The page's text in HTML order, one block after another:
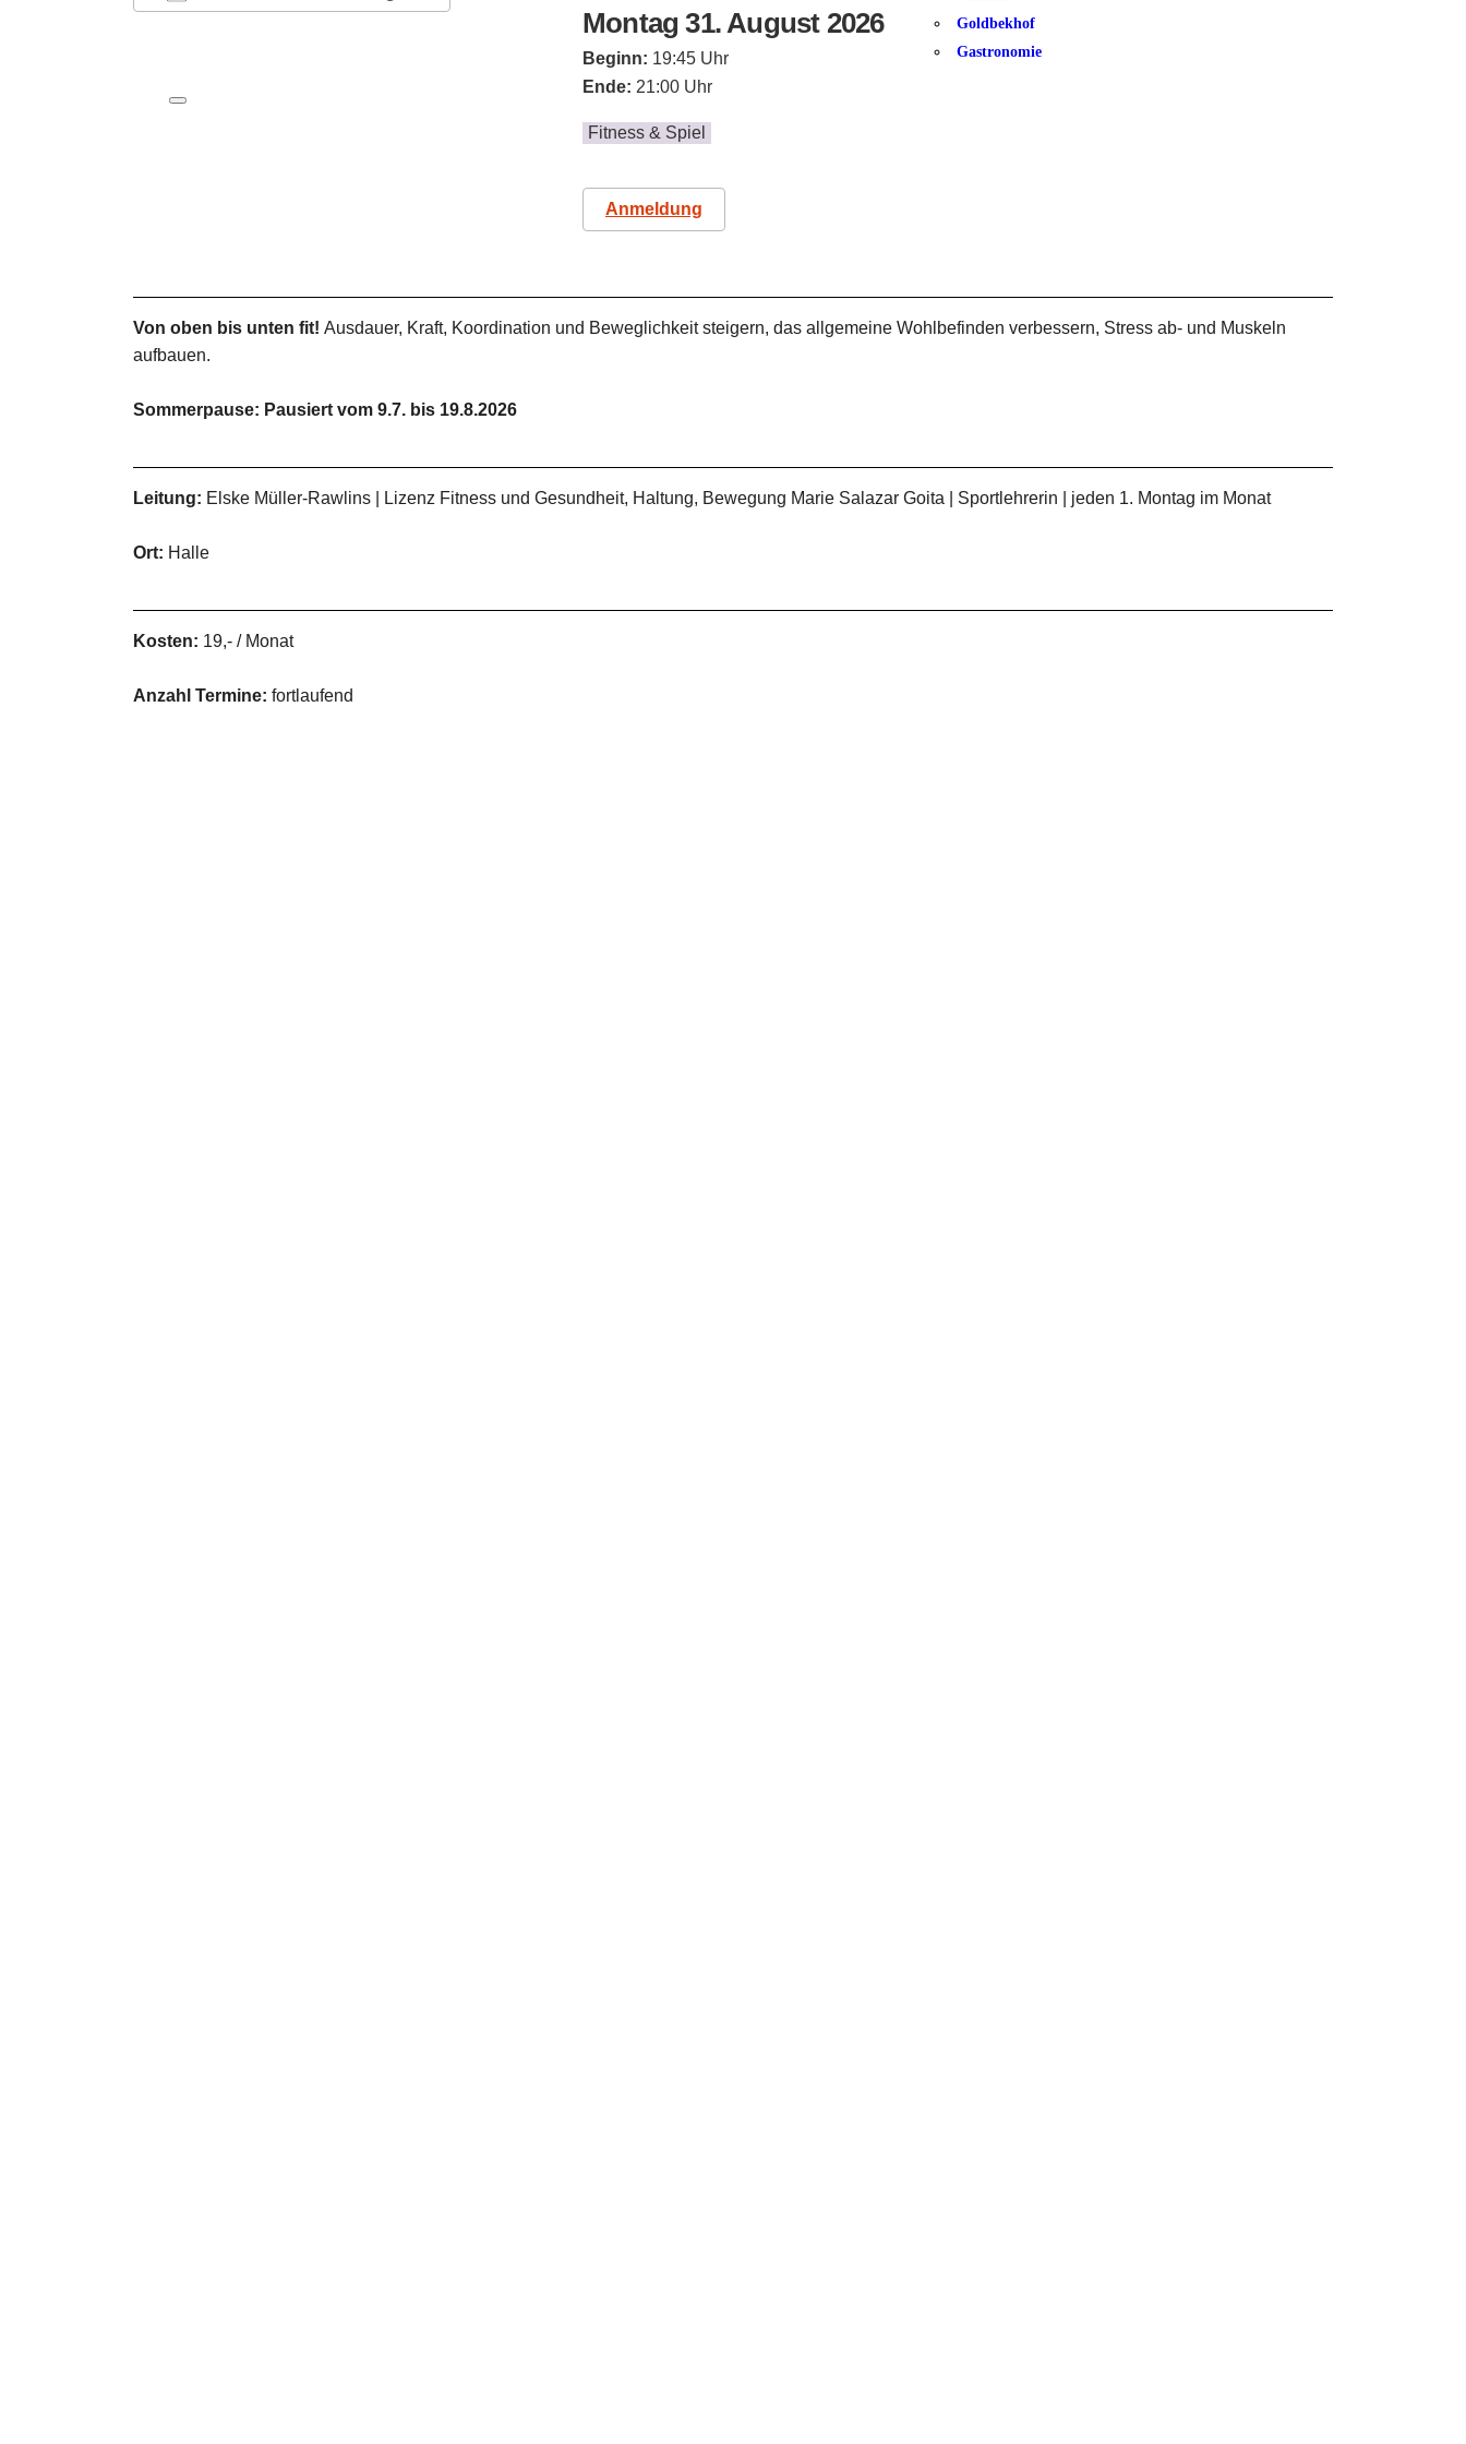
Goldbekhof
Gastronomie
Montag 31. August 2026
Beginn: 19:45 Uhr
Ende: 21:00 Uhr
Fitness & Spiel
Anmeldung
Von oben bis unten fit! Ausdauer, Kraft, Koordination und Beweglichkeit steigern, das allgemeine Wohlbefinden verbessern, Stress ab- und Muskeln
aufbauen.
Sommerpause: Pausiert vom 9.7. bis 19.8.2026
Leitung: Elske Müller-Rawlins | Lizenz Fitness und Gesundheit, Haltung, Bewegung Marie Salazar Goita | Sportlehrerin | jeden 1. Montag im Monat
Ort: Halle
Kosten: 19,- / Monat
Anzahl Termine: fortlaufend